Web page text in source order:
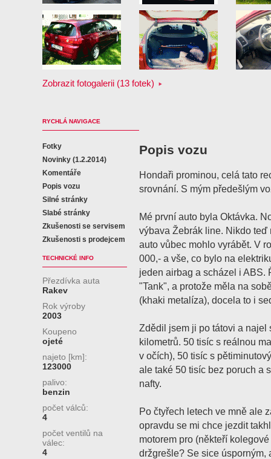
Zobrazit fotogalerii (13 fotek)
RYCHLÁ NAVIGACE
Fotky
Novinky (1.2.2014)
Komentáře
Popis vozu
Silné stránky
Slabé stránky
Zkušenosti se servisem
Zkušenosti s prodejcem
TECHNICKÉ INFO
Přezdívka auta
Rakev
Rok výroby
2003
Koupeno
ojeté
najeto [km]:
123000
palivo:
benzin
počet válců:
4
počet ventilů na
válec:
4
Popis vozu
Hondaři prominou, celá tato
srovnání. S mým předešlým
Mé první auto byla Oktávka.
výbava Žebrák line. Nikdo teď
auto vůbec mohlo vyrábět. V
000,- a vše, co bylo na
jeden airbag a scházel i ABS.
"Tank", a protože měla na
(khaki metalíza), docela to i
Zdědil jsem ji po tátovi a najel
kilometrů. 50 tisíc s reálnou
v očích), 50 tisíc s
ale také 50 tisíc bez poruch a
nafty.
Po čtyřech letech ve mně ale
opravdu se mi chce jezdit
motorem pro (někteří
držgrešle? Se sice úsporným,